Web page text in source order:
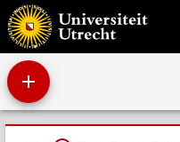
Gedenk te sterven.